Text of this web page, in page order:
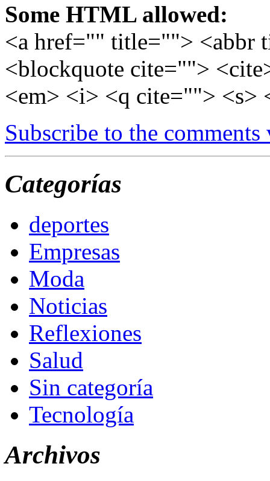
Some HTML allowed:
<a href="" title=""> <abbr
<blockquote cite="">
<em> <i> <q cite=""> <s>
Subscribe to the comments
Categorías
deportes
Empresas
Moda
Noticias
Reflexiones
Salud
Sin categoría
Tecnología
Archivos